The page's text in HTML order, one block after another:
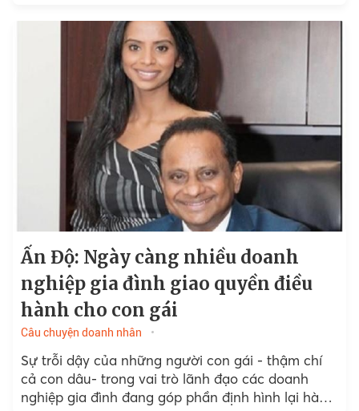
Ấn Độ: Ngày càng nhiều doanh
nghiệp gia đình giao quyền điều
hành cho con gái
Câu chuyện doanh nhân
Sự trỗi dậy của những người con gái - thậm chí
cả con dâu- trong vai trò lãnh đạo các doanh
nghiệp gia đình đang góp phần định hình lại hành